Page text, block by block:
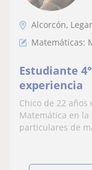
Alcorcón,
Matemáticas:
Estudiante
experiencia
Chico de 22
Matemática en
particulares de